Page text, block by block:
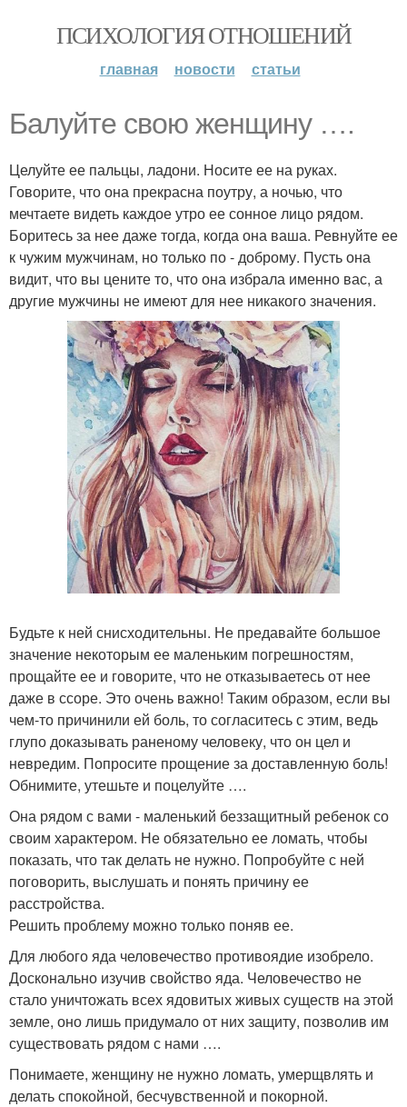
ПСИХОЛОГИЯ ОТНОШЕНИЙ
главная новости статьи
Балуйте свою женщину ….
Целуйте ее пальцы, ладони. Носите ее на руках.
Говорите, что она прекрасна поутру, а ночью, что
мечтаете видеть каждое утро ее сонное лицо рядом.
Боритесь за нее даже тогда, когда она ваша. Ревнуйте ее
к чужим мужчинам, но только по - доброму. Пусть она
видит, что вы цените то, что она избрала именно вас, а
другие мужчины не имеют для нее никакого значения.
Будьте к ней снисходительны. Не предавайте большое
значение некоторым ее маленьким погрешностям,
прощайте ее и говорите, что не отказываетесь от нее
даже в ссоре. Это очень важно! Таким образом, если вы
чем-то причинили ей боль, то согласитесь с этим, ведь
глупо доказывать раненому человеку, что он цел и
невредим. Попросите прощение за доставленную боль!
Обнимите, утешьте и поцелуйте ….
Она рядом с вами - маленький беззащитный ребенок со
своим характером. Не обязательно ее ломать, чтобы
показать, что так делать не нужно. Попробуйте с ней
поговорить, выслушать и понять причину ее
расстройства.
Решить проблему можно только поняв ее.
Для любого яда человечество противоядие изобрело.
Досконально изучив свойство яда. Человечество не
стало уничтожать всех ядовитых живых существ на этой
земле, оно лишь придумало от них защиту, позволив им
существовать рядом с нами ….
Понимаете, женщину не нужно ломать, умерщвлять и
делать спокойной, бесчувственной и покорной.